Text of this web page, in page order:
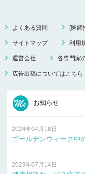
よくある質問 [医師
サイトマップ 利用
運営会社 各専門家
広告出稿についてはこちら
お知らせ
2024年04月18日
ゴールデンウィーク中
2023年07月14日